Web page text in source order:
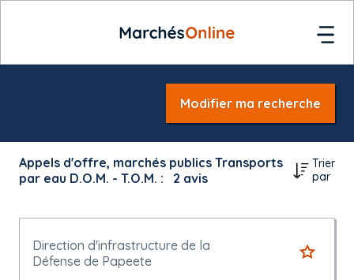
Modifier ma recherche
Appels d'offre, marchés publics Transports
par eau D.O.M. - T.O.M. :
2 avis
Trier
par
Direction d'infrastructure de la
Défense de Papeete